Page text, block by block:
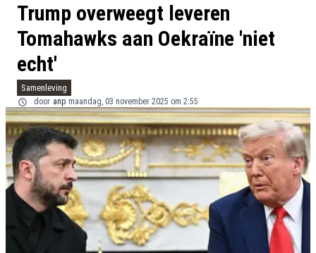
Trump overweegt leveren
Tomahawks aan Oekraïne 'niet
echt'
Samenleving
door anp maandag, 03 november 2025 om 2:55